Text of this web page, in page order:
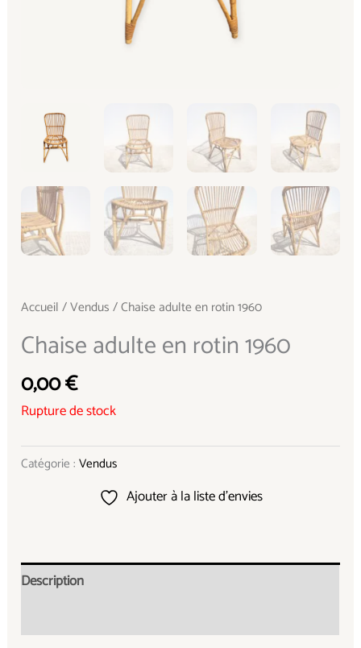
Accueil /Vendus / Chaise adulte en rotin 1960
Chaise adulte en rotin 1960
0,00€
Rupture de stock
Catégorie :Vendus
Ajouter à la liste d’envies
Description